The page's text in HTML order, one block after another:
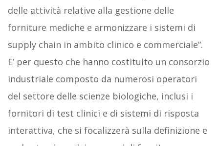
delle attività relative alla gestione delle
forniture mediche e armonizzare i sistemi di
supply chain in ambito clinico e commerciale”.
E’ per questo che hanno costituito un consorzio
industriale composto da numerosi operatori
del settore delle scienze biologiche, inclusi i
fornitori di test clinici e di sistemi di risposta
interattiva, che si focalizzerà sulla definizione e